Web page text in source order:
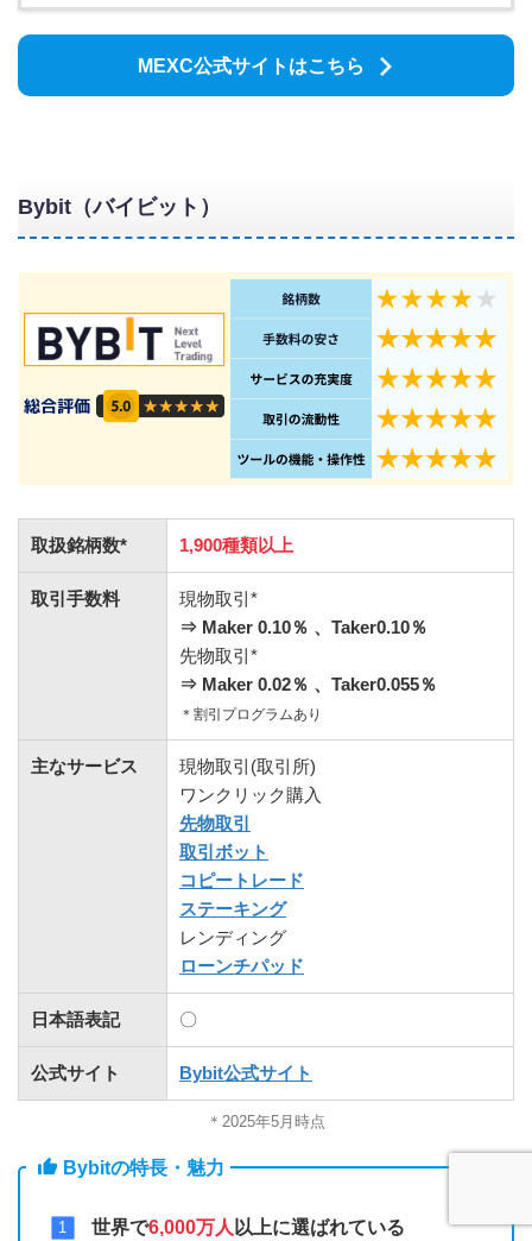
MEXC公式サイトはこちら
Bybit（バイビット）
取扱銘柄数* 1,900種類以上
取引手数料
現物取引*
⇒ Maker 0.10％ 、Taker0.10％
先物取引*
⇒ Maker 0.02％ 、Taker0.055％
＊割引プログラムあり
主なサービス
現物取引(取引所)
ワンクリック購入
先物取引
取引ボット
コピートレード
ステーキング
レンディング
ローンチパッド
日本語表記 〇
公式サイト Bybit公式サイト
＊2025年5月時点
Bybitの特長・魅力
世界で6,000万人 以上に選ばれている